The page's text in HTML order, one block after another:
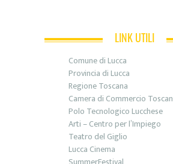
LINK UTILI
Comune di Lucca
Provincia di Lucca
Regione Toscana
Camera di Commercio
Polo Tecnologico Lucchese
Arti – Centro per l’Impiego
Teatro del Giglio
Lucca Cinema